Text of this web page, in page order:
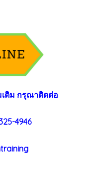
เติม กรุณาติดต่อ
4946